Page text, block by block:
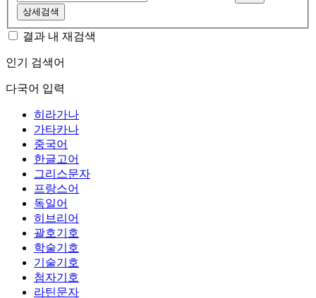
상세검색
결과 내 재검색
인기 검색어
다국어 입력
히라가나
가타카나
중국어
한글고어
그리스문자
프랑스어
독일어
히브리어
괄호기호
학술기호
기술기호
첨자기호
라틴문자